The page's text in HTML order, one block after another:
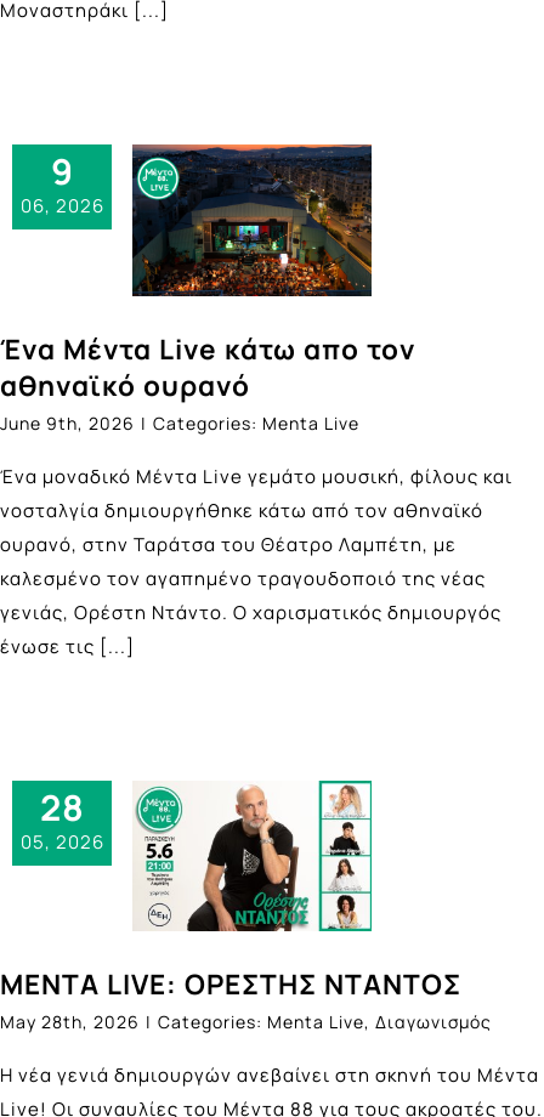
Μοναστηράκι [...]
9
06, 2026
Ένα Μέντα Live κάτω απο τον
αθηναϊκό ουρανό
June 9th, 2026 | Categories: Menta Live
Ένα μοναδικό Μέντα Live γεμάτo μουσική, φίλους και
νοσταλγία δημιουργήθηκε κάτω από τον αθηναϊκό
ουρανό, στην Ταράτσα του Θέατρο Λαμπέτη, με
καλεσμένο τον αγαπημένο τραγουδοποιό της νέας
γενιάς, Ορέστη Ντάντο. Ο χαρισματικός δημιουργός
ένωσε τις [...]
28
05, 2026
ΜΕΝΤΑ LIVE: ΟΡΕΣΤΗΣ ΝΤΑΝΤΟΣ
May 28th, 2026 | Categories: Menta Live, Διαγωνισμός
Η νέα γενιά δημιουργών ανεβαίνει στη σκηνή του Μέντα
Live! Οι συναυλίες του Μέντα 88 για τους ακροατές του.